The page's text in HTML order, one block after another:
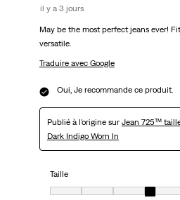
il y a 3 jours
May be the most perfect jeans ever!
versatile.
Traduire avec Google
Oui, Je recommande ce produit.
Publié à l'origine sur Jean 725™
Dark Indigo Worn In
Taille
Taille, 4 sur 7, où 1 est égal à Très